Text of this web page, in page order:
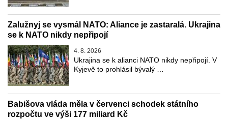
Zalužnyj se vysmál NATO: Aliance je zastaralá. Ukrajina
se k NATO nikdy nepřipojí
4. 8. 2026
Ukrajina se k alianci NATO nikdy nepřipojí. V
Kyjevě to prohlásil bývalý …
Babišova vláda měla v červenci schodek státního
rozpočtu ve výši 177 miliard Kč